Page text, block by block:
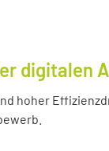
digitalen
hoher